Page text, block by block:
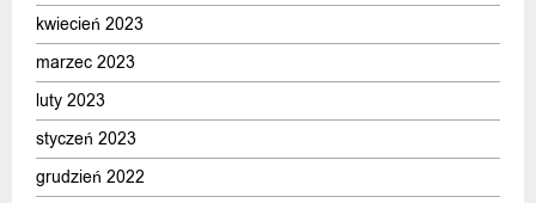
kwiecień 2023
marzec 2023
luty 2023
styczeń 2023
grudzień 2022